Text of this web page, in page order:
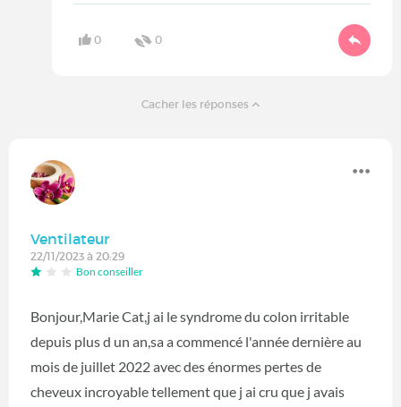
0 0
Cacher les réponses
Ventilateur
22/11/2023 à 20:29
Bon conseiller
Bonjour,Marie Cat,j ai le syndrome du colon irritable
depuis plus d un an,sa a commencé l'année dernière au
mois de juillet 2022 avec des énormes pertes de
cheveux incroyable tellement que j ai cru que j avais